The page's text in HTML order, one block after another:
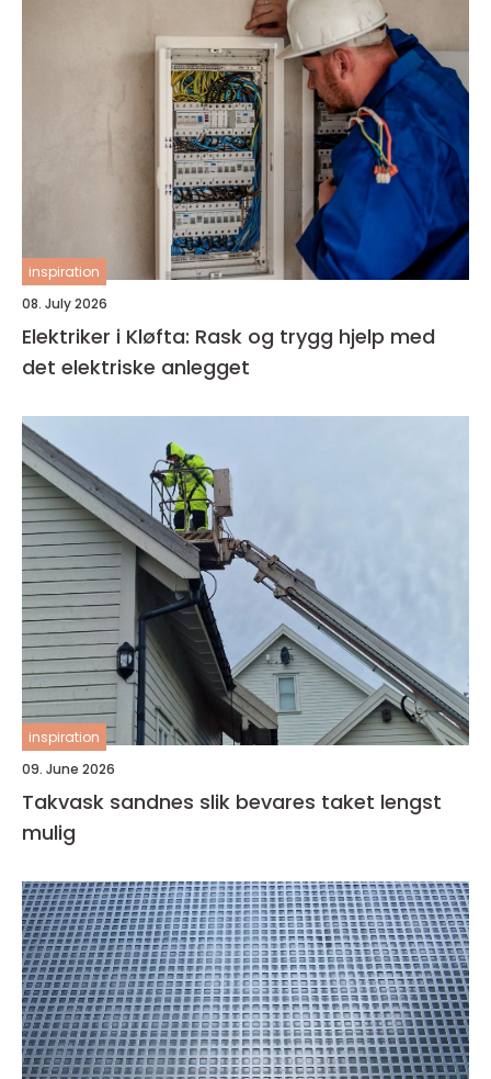
inspiration
08. July 2026
Elektriker i Kløfta: Rask og trygg hjelp med
det elektriske anlegget
inspiration
09. June 2026
Takvask sandnes slik bevares taket lengst
mulig